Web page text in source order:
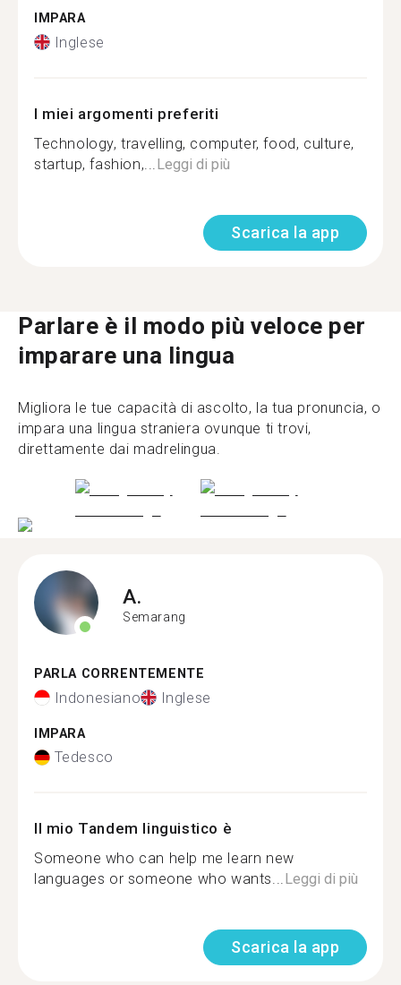
IMPARA
Inglese
I miei argomenti preferiti
Technology, travelling, computer, food, culture,
startup, fashion,... Leggi di più
Scarica la app
Parlare è il modo più veloce per
imparare una lingua
Migliora le tue capacità di ascolto, la tua pronuncia, o
impara una lingua straniera ovunque ti trovi,
direttamente dai madrelingua.
A.
Semarang
PARLA CORRENTEMENTE
Indonesiano Inglese
IMPARA
Tedesco
Il mio Tandem linguistico è
Someone who can help me learn new
languages or someone who wants...Leggi di più
Scarica la app